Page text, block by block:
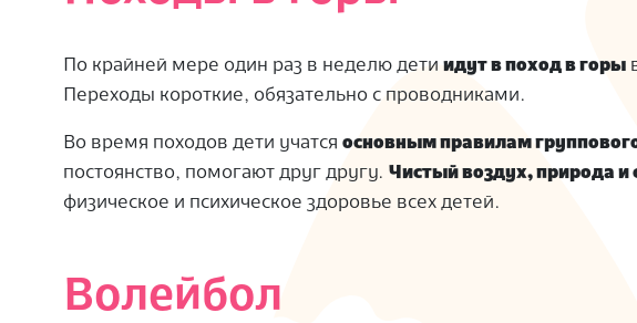
По крайней мере один раз в неделю дети идут в поход в горы
Переходы короткие, обязательно с проводниками.
Во время походов дети учатся основным правилам
постоянство, помогают друг другу. Чистый воздух, природа и
физическое и психическое здоровье всех детей.
Волейбол